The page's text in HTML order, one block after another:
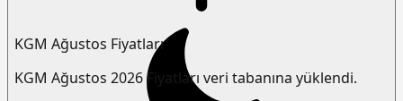
KGM Ağustos Fiyatları
KGM Ağustos 2026 Fiyatları veri tabanına yüklendi.